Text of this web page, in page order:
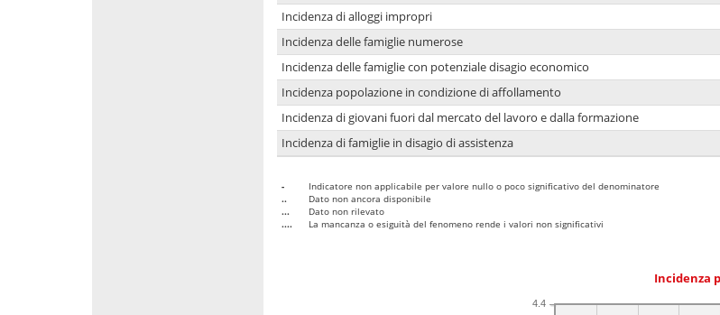
Incidenza di alloggi impropri
Incidenza delle famiglie numerose
Incidenza delle famiglie con potenziale disagio economico
Incidenza popolazione in condizione di affollamento
Incidenza di giovani fuori dal mercato del lavoro e dalla formazione
Incidenza di famiglie in disagio di assistenza
-
Indicatore non applicabile per valore nullo o poco significativo del denominatore
..
Dato non ancora disponibile
...
Dato non rilevato
....
La mancanza o esiguità del fenomeno rende i valori non significativi
Incidenza
4.4